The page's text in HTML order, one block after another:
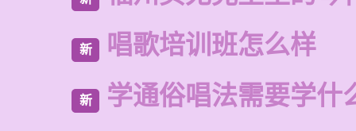
新 唱歌培训班怎么样
新 学通俗唱法需要学什